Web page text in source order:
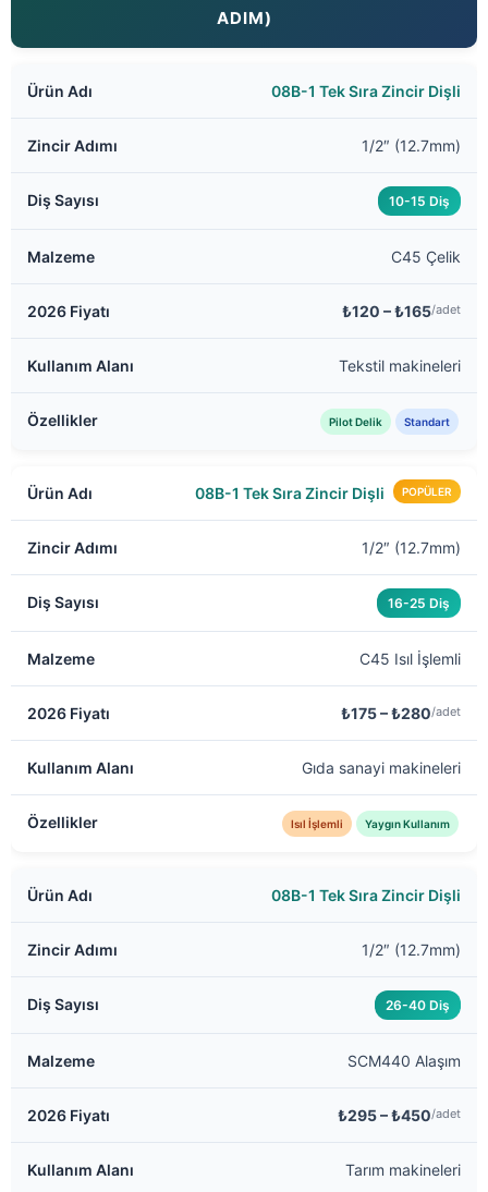
ADIM)
08B-1 Tek Sıra Zincir Dişli
1/2″ (12.7mm)
10-15 Diş
C45 Çelik
₺120 – ₺165/adet
Tekstil makineleri
Pilot Delik Standart
08B-1 Tek Sıra Zincir Dişli POPÜLER
1/2″ (12.7mm)
16-25 Diş
C45 Isıl İşlemli
₺175 – ₺280/adet
Gıda sanayi makineleri
Isıl İşlemli Yaygın Kullanım
08B-1 Tek Sıra Zincir Dişli
1/2″ (12.7mm)
26-40 Diş
SCM440 Alaşım
₺295 – ₺450/adet
Tarım makineleri